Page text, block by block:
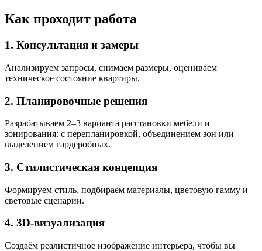
Как проходит работа
1. Консультация и замеры
Анализируем запросы, снимаем размеры, оцениваем
техническое состояние квартиры.
2. Планировочные решения
Разрабатываем 2–3 варианта расстановки мебели и
зонирования: с перепланировкой, объединением зон или
выделением гардеробных.
3. Стилистическая концепция
Формируем стиль, подбираем материалы, цветовую гамму и
световые сценарии.
4. 3D-визуализация
Создаём реалистичное изображение интерьера, чтобы вы